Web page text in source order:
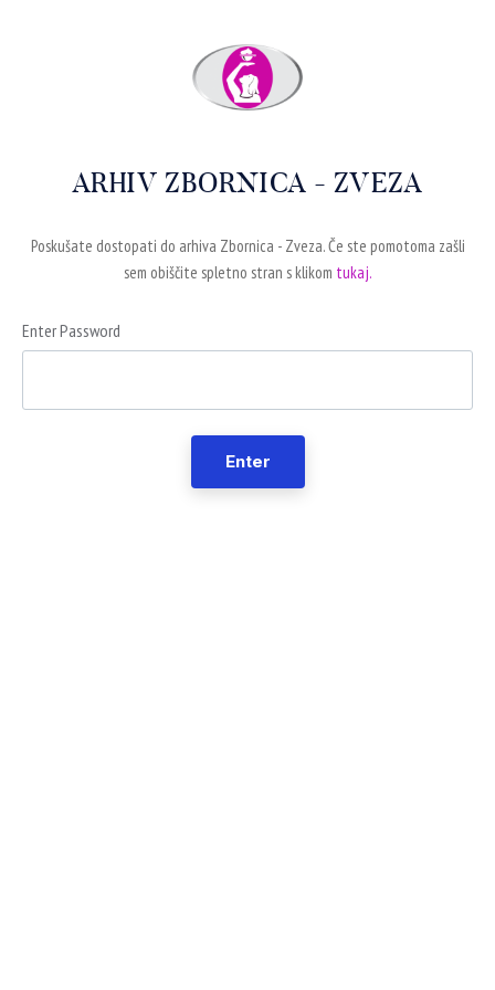
ARHIV ZBORNICA - ZVEZA
Poskušate dostopati do arhiva Zbornica - Zveza. Če ste pomotoma zašli
sem obiščite spletno stran s klikom tukaj.
Enter Password
Enter